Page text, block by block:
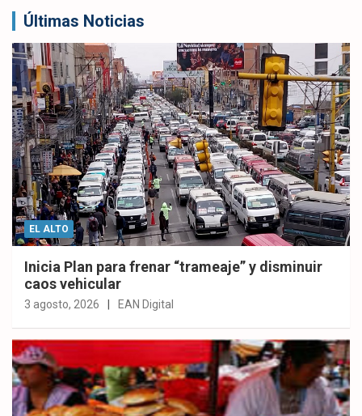
Últimas Noticias
EL ALTO
Inicia Plan para frenar “trameaje” y disminuir
caos vehicular
3 agosto, 2026 EAN Digital